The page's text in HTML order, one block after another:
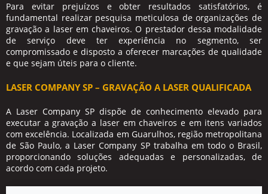
Para evitar prejuízos e obter resultados satisfatórios, é
fundamental realizar pesquisa meticulosa de organizações de
gravação a laser em chaveiros. O prestador dessa modalidade
de serviço deve ter experiência no segmento, ser
compromissado e disposto a oferecer marcações de qualidade
e que sejam úteis para o cliente.
LASER COMPANY SP – GRAVAÇÃO A LASER QUALIFICADA
A Laser Company SP dispõe de conhecimento elevado para
executar agravação a laser em chaveiros e em itens variados
com excelência. Localizada em Guarulhos, região metropolitana
de São Paulo, a Laser Company SP trabalha em todo o Brasil,
proporcionando soluções adequadas e personalizadas, de
acordo com cada projeto.